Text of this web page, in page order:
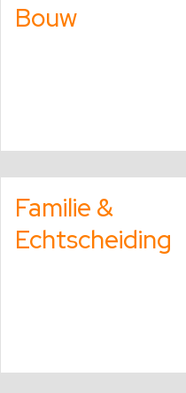
Bouw
meer
overFamilie &
Echtscheiding